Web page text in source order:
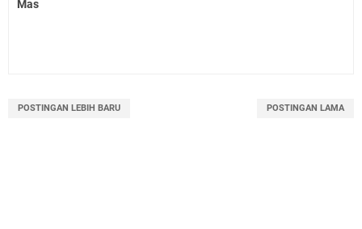
Mas
POSTINGAN LEBIH BARU POSTINGAN LAMA